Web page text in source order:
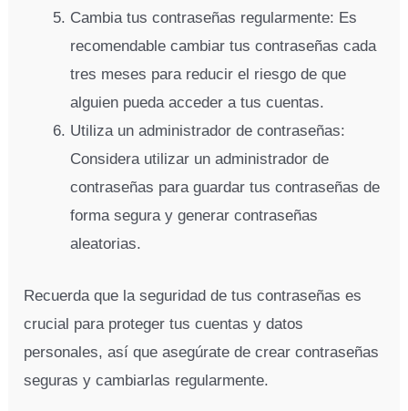
Cambia tus contraseñas regularmente: Es
recomendable cambiar tus contraseñas cada
tres meses para reducir el riesgo de que
alguien pueda acceder a tus cuentas.
Utiliza un administrador de contraseñas:
Considera utilizar un administrador de
contraseñas para guardar tus contraseñas de
forma segura y generar contraseñas
aleatorias.
Recuerda que la seguridad de tus contraseñas es
crucial para proteger tus cuentas y datos
personales, así que asegúrate de crear contraseñas
seguras y cambiarlas regularmente.